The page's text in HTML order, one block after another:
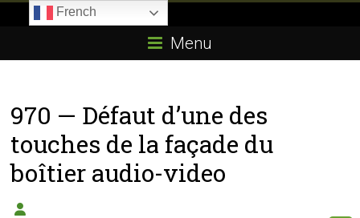
E85.com
passion
boîtier
éthanol
Menu
970 — Défaut d’une des
touches de la façade du
boîtier audio-video
French